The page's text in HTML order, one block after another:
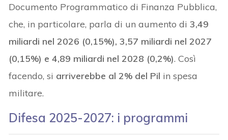
Documento Programmatico di Finanza Pubblica,
che, in particolare, parla di un aumento di 3,49
miliardi nel 2026 (0,15%), 3,57 miliardi nel 2027
(0,15%) e 4,89 miliardi nel 2028 (0,2%). Così
facendo, si arriverebbe al 2% del Pil in spesa
militare.
Difesa 2025-2027: i programmi